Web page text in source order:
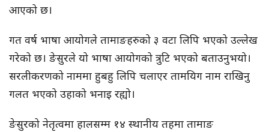
आएको छ।
गत वर्ष भाषा आयोगले तामाङहरुको ३ वटा लिपि भएको उल्लेख
गरेको छ। ङेसुरले यो भाषा आयोगको त्रुटि भएको बताउनुभयो।
सरलीकरणको नाममा हुबहु लिपि चलाएर तामयिग नाम राखिनु
गलत भएको उहाको भनाइ रह्यो।
ङेसुरको नेतृत्वमा हालसम्म १४ स्थानीय तहमा तामाङ